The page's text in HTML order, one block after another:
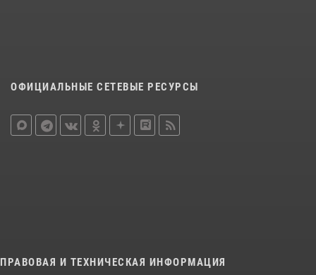
ОФИЦИАЛЬНЫЕ СЕТЕВЫЕ РЕСУРСЫ
ПРАВОВАЯ И ТЕХНИЧЕСКАЯ ИНФОРМАЦИЯ